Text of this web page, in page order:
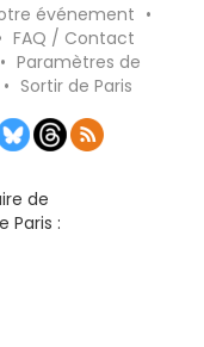
événement •
FAQ / Contact
• Paramètres de
• Sortir de Paris
de
Paris :